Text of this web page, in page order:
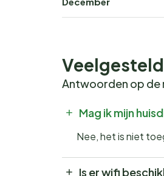
Antwoorden op de
Mag ik mijn
Nee, het is niet
Is er wifi